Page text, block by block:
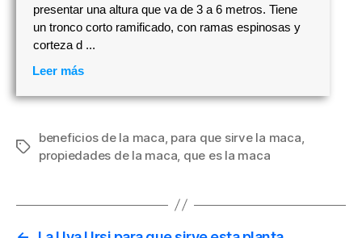
presentar una altura que va de 3 a 6 metros. Tiene
un tronco corto ramificado, con ramas espinosas y
corteza d ...
Leer más
Etiquetas
beneficios de la maca para que sirve la maca
propiedades de la maca que es la maca